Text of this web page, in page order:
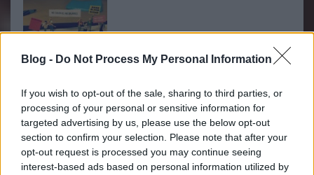
Blog - Do Not Process My Personal Information
If you wish to opt-out of the sale, sharing to third parties, or
processing of your personal or sensitive information for
targeted advertising by us, please use the below opt-out
section to confirm your selection. Please note that after your
opt-out request is processed you may continue seeing
interest-based ads based on personal information utilized by
Mindig is irigykedve tekintettünk Finduszra a mesebeli
macskára, akinek világát a mukla néven futó apró kis lények
népesítették be. Az érzéssel újra szembesültünk, amikor
rátaláltunk Marsder mikroblogjára. Marsder ugyanis az irodai
életét apró lényekkel teszi…..